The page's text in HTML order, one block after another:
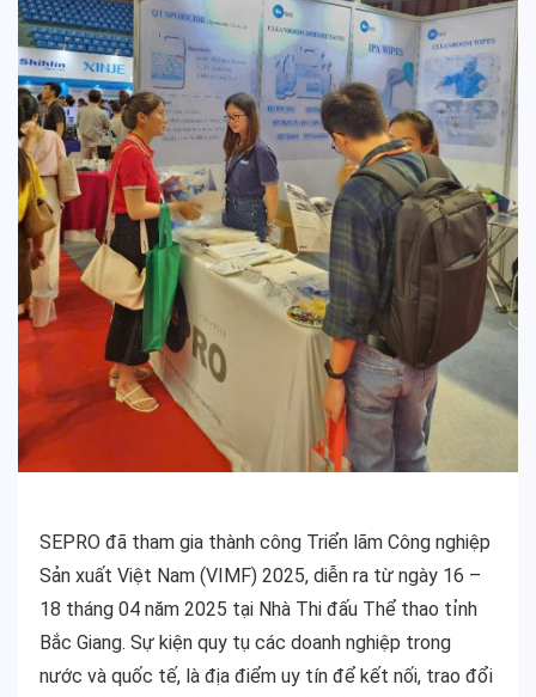
SEPRO đã tham gia thành công Triển lãm Công nghiệp
Sản xuất Việt Nam (VIMF) 2025, diễn ra từ ngày 16 –
18 tháng 04 năm 2025 tại Nhà Thi đấu Thể thao tỉnh
Bắc Giang. Sự kiện quy tụ các doanh nghiệp trong
nước và quốc tế, là địa điểm uy tín để kết nối, trao đổi